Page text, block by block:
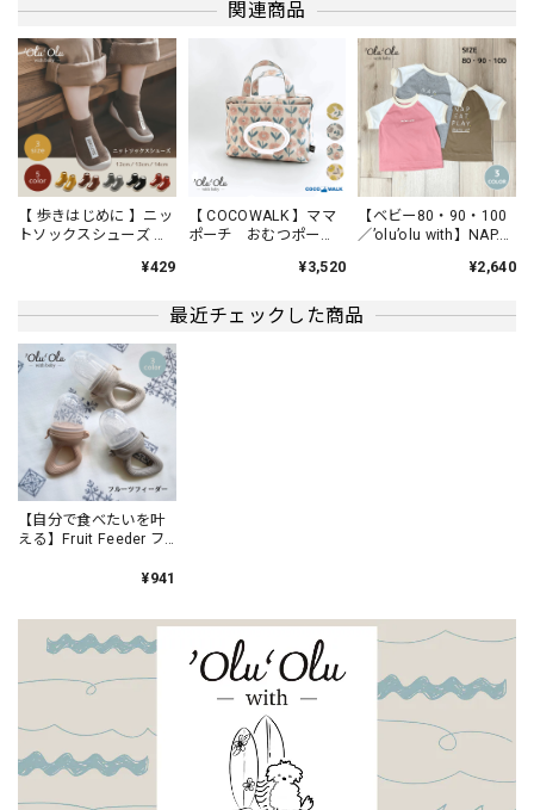
ぱりぱりチーズ40g
2024/04/27
ダイエット中の我が家のわんこに、数枚ずつ時間を空けてあ
げてます。 国産チーズなので、安心してあげられます。
Ａ ミックスフルーツ／ピンク
2024/04/27
まだまだよだれが出てしまう赤ちゃんに、とてもピッタリな
商品です。
Ｅ、レッド／11.5~12cm
2024/04/27
他の方からの誕生祝いとダブらなそうなのを選んでみまし
よ！」と言ってもらえました。 ラッピングもとても可愛く、
大変喜んでもらえました！
2023/12/28
関連商品
【 歩きはじめに 】ニッ
トソックスシューズ フ
¥429
【 COCOWALK 】ママ
ポーチ おむつポー
¥3,520
【ベビー80・90・100
／’olu’olu with】NAP.
イフＴシャツ ベビ
¥2,640
最近チェックした商品
【自分で食べたいを叶
える】Fruit Feeder フ
乳食フィーダー おし
¥941